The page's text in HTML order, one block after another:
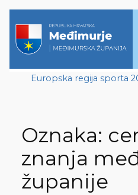
Europska regija sporta
Oznaka:
znanja
županije